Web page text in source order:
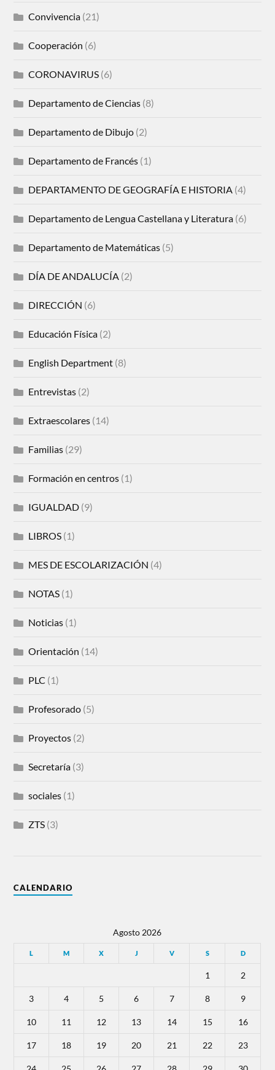
Convivencia (21)
Cooperación (6)
CORONAVIRUS (6)
Departamento de Ciencias (8)
Departamento de Dibujo (2)
Departamento de Francés (1)
DEPARTAMENTO DE GEOGRAFÍA E HISTORIA (4)
Departamento de Lengua Castellana y Literatura (6)
Departamento de Matemáticas (5)
DÍA DE ANDALUCÍA (2)
DIRECCIÓN (6)
Educación Física (2)
English Department (8)
Entrevistas (2)
Extraescolares (14)
Familias (29)
Formación en centros (1)
IGUALDAD (9)
LIBROS (1)
MES DE ESCOLARIZACIÓN (4)
NOTAS (1)
Noticias (1)
Orientación (14)
PLC (1)
Profesorado (5)
Proyectos (2)
Secretaría (3)
sociales (1)
ZTS (3)
CALENDARIO
Agosto 2026
L M X J V S D
1 2
3 4 5 6 7 8 9
10 11 12 13 14 15 16
17 18 19 20 21 22 23